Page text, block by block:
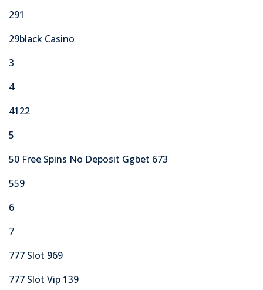
291
29black Casino
3
4
4122
5
50 Free Spins No Deposit Ggbet 673
559
6
7
777 Slot 969
777 Slot Vip 139